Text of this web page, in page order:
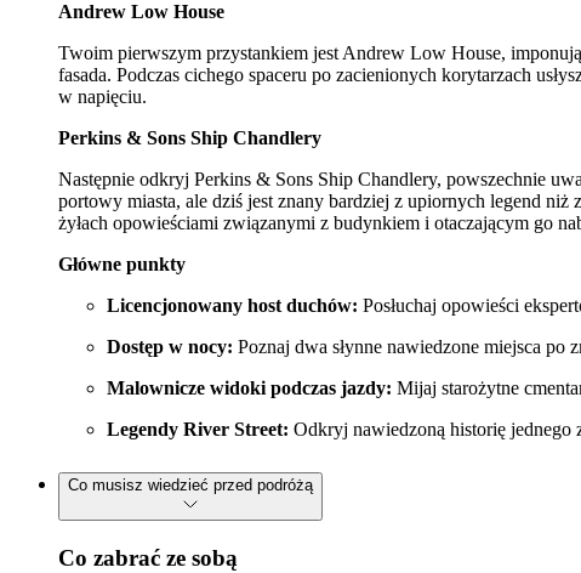
Andrew Low House
Twoim pierwszym przystankiem jest Andrew Low House,
fasada. Podczas cichego spaceru po zacienionych korytarzach
w napięciu.
Perkins & Sons Ship Chandlery
Następnie odkryj Perkins & Sons Ship Chandlery, powszechnie
portowy miasta, ale dziś jest znany bardziej z upiornych legend
żyłach opowieściami związanymi z budynkiem i otaczającym go
Główne punkty
Licencjonowany host duchów: Posłuchaj opowieści
Dostęp w nocy: Poznaj dwa słynne nawiedzone miejsca po
Malownicze widoki podczas jazdy: Mijaj starożytne
Legendy River Street: Odkryj nawiedzoną historię jednego
Co musisz wiedzieć przed podróżą
Co zabrać ze sobą